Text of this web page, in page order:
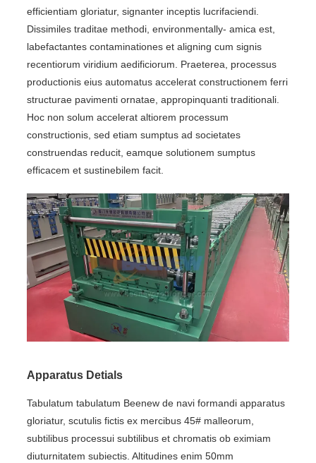
efficientiam gloriatur, signanter inceptis lucrifaciendi.
Dissimiles traditae methodi, environmentally- amica est,
labefactantes contaminationes et aligning cum signis
recentiorum viridium aedificiorum. Praeterea, processus
productionis eius automatus accelerat constructionem ferri
structurae pavimenti ornatae, appropinquanti traditionali.
Hoc non solum accelerat altiorem processum
constructionis, sed etiam sumptus ad societates
construendas reducit, eamque solutionem sumptus
efficacem et sustinebilem facit.
Apparatus Detials
Tabulatum tabulatum Beenew de navi formandi apparatus
gloriatur, scutulis fictis ex mercibus 45# malleorum,
subtilibus processui subtilibus et chromatis ob eximiam
diuturnitatem subiectis. Altitudines enim 50mm